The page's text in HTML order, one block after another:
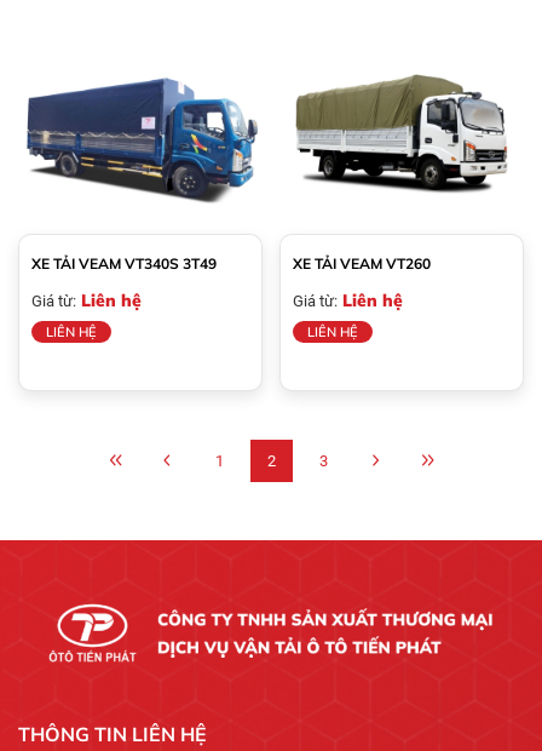
XE TẢI VEAM VT340S 3T49
Giá từ: Liên hệ
LIÊN HỆ
XE TẢI VEAM VT260
Giá từ: Liên hệ
LIÊN HỆ
1 2 3
THÔNG TIN LIÊN HỆ